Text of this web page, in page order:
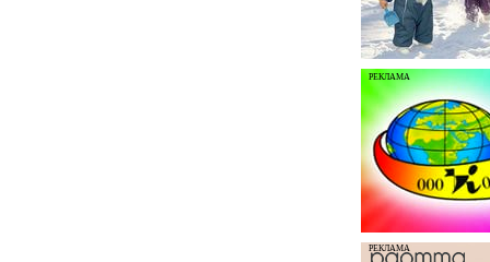
РЕКЛАМА
РЕКЛАМА